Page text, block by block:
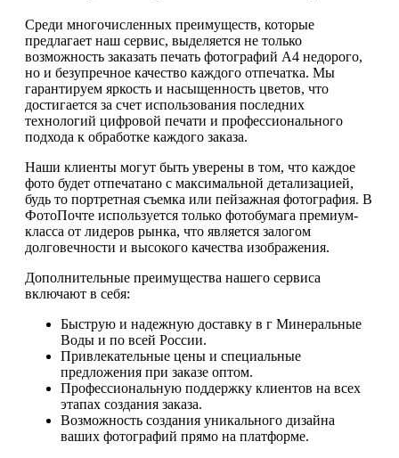
Среди многочисленных преимуществ, которые
предлагает наш сервис, выделяется не только
возможность заказать печать фотографий А4 недорого,
но и безупречное качество каждого отпечатка. Мы
гарантируем яркость и насыщенность цветов, что
достигается за счет использования последних
технологий цифровой печати и профессионального
подхода к обработке каждого заказа.
Наши клиенты могут быть уверены в том, что каждое
фото будет отпечатано с максимальной детализацией,
будь то портретная съемка или пейзажная фотография. В
ФотоПочте используется только фотобумага премиум-
класса от лидеров рынка, что является залогом
долговечности и высокого качества изображения.
Дополнительные преимущества нашего сервиса
включают в себя:
Быструю и надежную доставку в г Минеральные
Воды и по всей России.
Привлекательные цены и специальные
предложения при заказе оптом.
Профессиональную поддержку клиентов на всех
этапах создания заказа.
Возможность создания уникального дизайна
ваших фотографий прямо на платформе.